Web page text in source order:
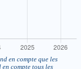
en compte que les
compte tous les